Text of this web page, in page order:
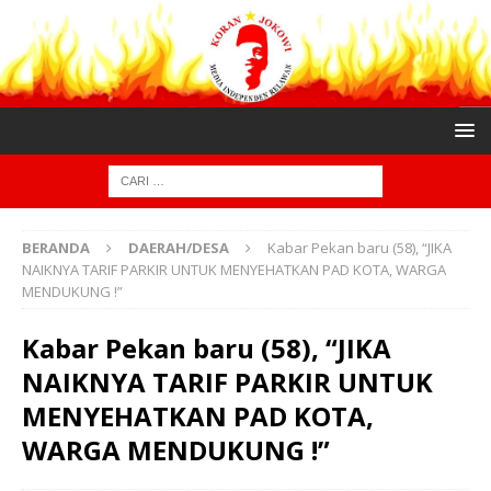
BERANDA DAERAH/DESA
Kabar Pekan baru (58), “JIKA
NAIKNYA TARIF PARKIR UNTUK MENYEHATKAN PAD KOTA, WARGA
MENDUKUNG !”
Kabar Pekan baru (58), “JIKA
NAIKNYA TARIF PARKIR UNTUK
MENYEHATKAN PAD KOTA,
WARGA MENDUKUNG !”